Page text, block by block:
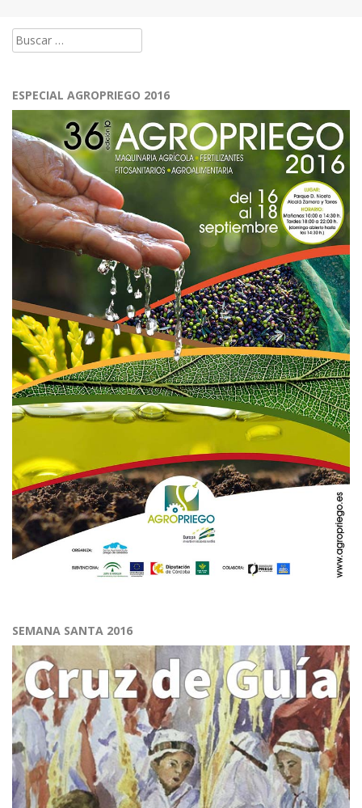
Buscar:
ESPECIAL AGROPRIEGO 2016
SEMANA SANTA 2016